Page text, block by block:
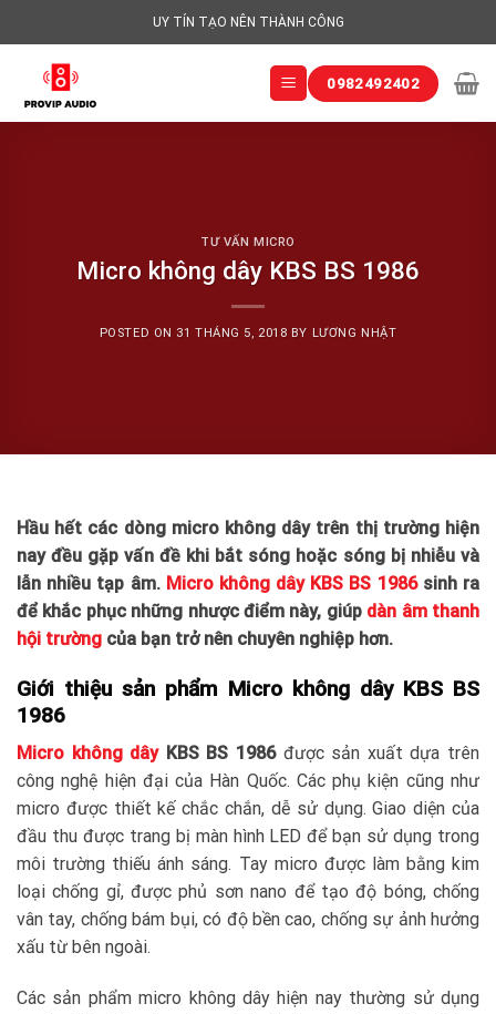
to
content
UY TÍN TẠO NÊN THÀNH CÔNG
0982492402
TƯ VẤN MICRO
Micro không dây KBS BS 1986
POSTED ON 31 THÁNG 5, 2018 BY LƯƠNG NHẬT
Hầu hết các dòng micro không dây trên thị trường hiện
nay đều gặp vấn đề khi bắt sóng hoặc sóng bị nhiễu và
lẫn nhiều tạp âm. Micro không dây KBS BS 1986sinh ra
để khắc phục những nhược điểm này, giúp dàn âm thanh
hội trường của bạn trở nên chuyên nghiệp hơn.
Giới thiệu sản phẩm Micro không dây KBS BS
1986
Micro không dâyKBS BS 1986được sản xuất dựa trên
công nghệ hiện đại của Hàn Quốc. Các phụ kiện cũng như
micro được thiết kế chắc chắn, dễ sử dụng. Giao diện của
đầu thu được trang bị màn hình LED để bạn sử dụng trong
môi trường thiếu ánh sáng. Tay micro được làm bằng kim
loại chống gỉ, được phủ sơn nano để tạo độ bóng, chống
vân tay, chống bám bụi, có độ bền cao, chống sự ảnh hưởng
xấu từ bên ngoài.
Các sản phẩm micro không dây hiện nay thường sử dụng